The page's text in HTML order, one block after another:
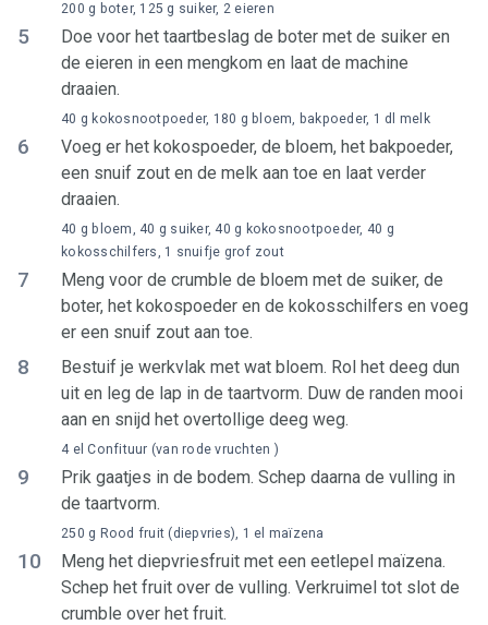
5
Doe voor het taartbeslag de boter met de suiker en
de eieren in een mengkom en laat de machine
draaien.
200 g boter, 125 g suiker, 2 eieren
6
Voeg er het kokospoeder, de bloem, het bakpoeder,
een snuif zout en de melk aan toe en laat verder
draaien.
40 g kokosnootpoeder, 180 g bloem, bakpoeder, 1 dl melk
7
Meng voor de crumble de bloem met de suiker, de
boter, het kokospoeder en de kokosschilfers en voeg
er een snuif zout aan toe.
40 g bloem, 40 g suiker, 40 g kokosnootpoeder, 40 g
kokosschilfers, 1 snuifje grof zout
8
Bestuif je werkvlak met wat bloem. Rol het deeg dun
uit en leg de lap in de taartvorm. Duw de randen mooi
aan en snijd het overtollige deeg weg.
9
Prik gaatjes in de bodem. Schep daarna de vulling in
de taartvorm.
4 el Confituur (van rode vruchten )
10
Meng het diepvriesfruit met een eetlepel maïzena.
Schep het fruit over de vulling. Verkruimel tot slot de
crumble over het fruit.
250 g Rood fruit (diepvries), 1 el maïzena